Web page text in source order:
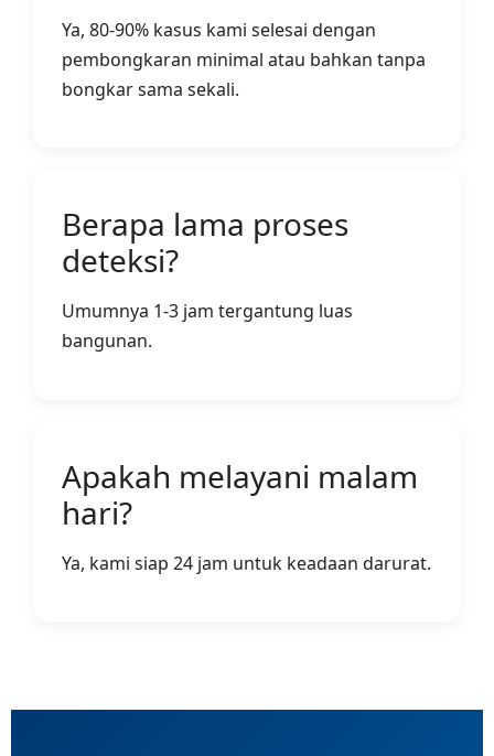
Ya, 80-90% kasus kami selesai dengan
pembongkaran minimal atau bahkan tanpa
bongkar sama sekali.
Berapa lama proses
deteksi?
Umumnya 1-3 jam tergantung luas
bangunan.
Apakah melayani malam
hari?
Ya, kami siap 24 jam untuk keadaan darurat.